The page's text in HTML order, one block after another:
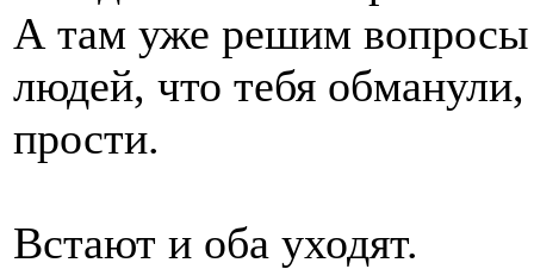
А там уже решим
людей, что тебя
прости.
Встают и оба уходят.